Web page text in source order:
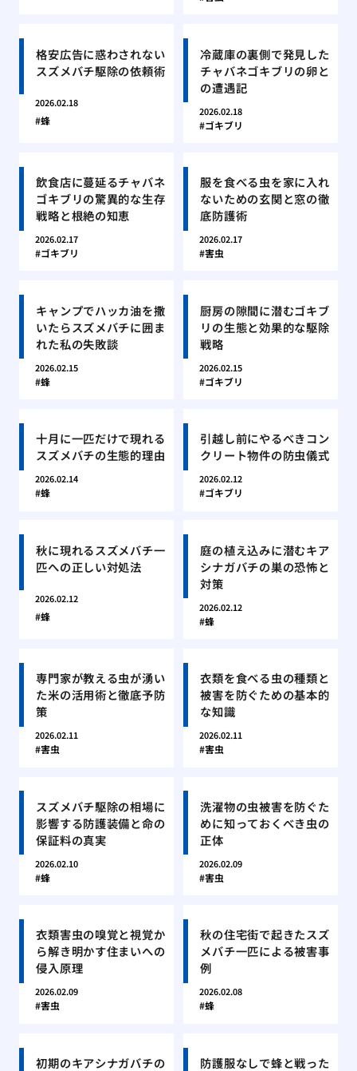
格安広告に惑わされない
スズメバチ駆除の依頼術
2026.02.18
蜂
冷蔵庫の裏側で発見した
チャバネゴキブリの卵と
の遭遇記
2026.02.18
ゴキブリ
飲食店に蔓延るチャバネ
ゴキブリの驚異的な生存
戦略と根絶の知恵
2026.02.17
ゴキブリ
服を食べる虫を家に入れ
ないための玄関と窓の徹
底防護術
2026.02.17
害虫
キャンプでハッカ油を撒
いたらスズメバチに囲ま
れた私の失敗談
2026.02.15
蜂
厨房の隙間に潜むゴキブ
リの生態と効果的な駆除
戦略
2026.02.15
ゴキブリ
十月に一匹だけで現れる
スズメバチの生態的理由
2026.02.14
蜂
引越し前にやるべきコン
クリート物件の防虫儀式
2026.02.12
ゴキブリ
秋に現れるスズメバチ一
匹への正しい対処法
2026.02.12
蜂
庭の植え込みに潜むキア
シナガバチの巣の恐怖と
対策
2026.02.12
蜂
専門家が教える虫が湧い
た米の活用術と徹底予防
策
2026.02.11
害虫
衣類を食べる虫の種類と
被害を防ぐための基本的
な知識
2026.02.11
害虫
スズメバチ駆除の相場に
影響する防護装備と命の
保証料の真実
2026.02.10
蜂
洗濯物の虫被害を防ぐた
めに知っておくべき虫の
正体
2026.02.09
害虫
衣類害虫の嗅覚と視覚か
ら解き明かす住まいへの
侵入原理
2026.02.09
害虫
秋の住宅街で起きたスズ
メバチ一匹による被害事
例
2026.02.08
蜂
初期のキアシナガバチの
防護服なしで蜂と戦った